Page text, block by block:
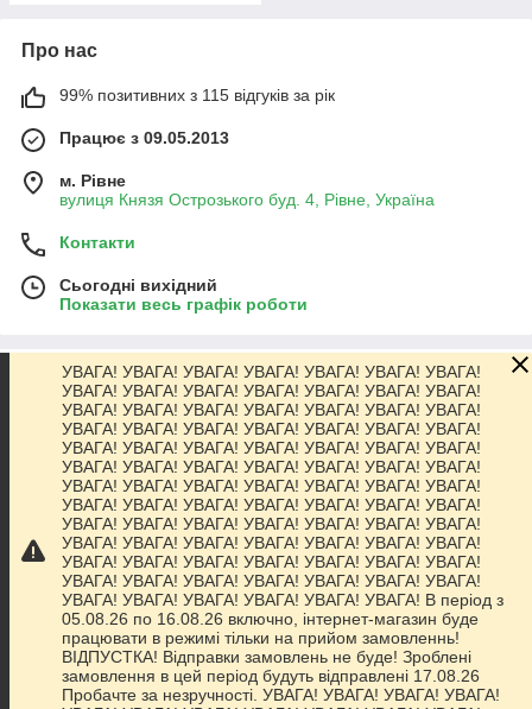
Про нас
99% позитивних з 115 відгуків за рік
Працює з 09.05.2013
м. Рівне
вулиця Князя Острозького буд. 4, Рівне, Україна
Контакти
Сьогодні вихідний
Показати весь графік роботи
Про нас
Контакти
Доставка та оплата
Графік роботи
Повна версія сайту
Сайт створено на маркетплейсіProm.ua
УВАГА! УВАГА! УВАГА! УВАГА! УВАГА! УВАГА! УВАГА!
УВАГА! УВАГА! УВАГА! УВАГА! УВАГА! УВАГА! УВАГА!
УВАГА! УВАГА! УВАГА! УВАГА! УВАГА! УВАГА! УВАГА!
УВАГА! УВАГА! УВАГА! УВАГА! УВАГА! УВАГА! УВАГА!
УВАГА! УВАГА! УВАГА! УВАГА! УВАГА! УВАГА! УВАГА!
УВАГА! УВАГА! УВАГА! УВАГА! УВАГА! УВАГА! УВАГА!
УВАГА! УВАГА! УВАГА! УВАГА! УВАГА! УВАГА! УВАГА!
УВАГА! УВАГА! УВАГА! УВАГА! УВАГА! УВАГА! УВАГА!
УВАГА! УВАГА! УВАГА! УВАГА! УВАГА! УВАГА! УВАГА!
УВАГА! УВАГА! УВАГА! УВАГА! УВАГА! УВАГА! УВАГА!
УВАГА! УВАГА! УВАГА! УВАГА! УВАГА! УВАГА! УВАГА!
УВАГА! УВАГА! УВАГА! УВАГА! УВАГА! УВАГА! УВАГА!
УВАГА! УВАГА! УВАГА! УВАГА! УВАГА! УВАГА! В період з
05.08.26 по 16.08.26 включно, інтернет-магазин буде
працювати в режимі тільки на прийом замовленнь!
ВІДПУСТКА! Відправки замовлень не буде! Зроблені
замовлення в цей період будуть відправлені 17.08.26
Пробачте за незручності. УВАГА! УВАГА! УВАГА! УВАГА!